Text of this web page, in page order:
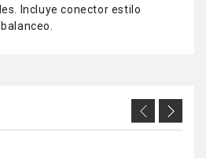
Incluye conector estilo